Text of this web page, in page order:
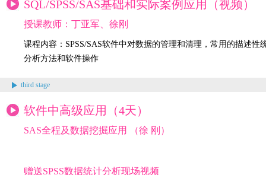
SQL/SPSS/SAS基础和实际案例应用（视频）
授课教师：丁亚军、徐刚
课程内容：SPSS/SAS软件中对数据的管理和清理，常用的描述
分析方法和软件操作
third stage
软件中高级应用（4天）
SAS全程及数据挖掘应用 （徐 刚）
赠送SPSS数据统计分析现场视频